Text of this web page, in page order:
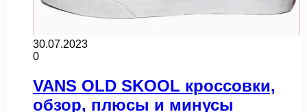
30.07.2023
0
VANS OLD SKOOL кроссовки,
обзор, плюсы и минусы